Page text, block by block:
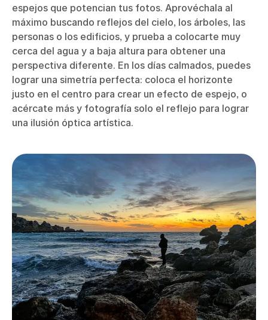
espejos que potencian tus fotos. Aprovéchala al
máximo buscando reflejos del cielo, los árboles, las
personas o los edificios, y prueba a colocarte muy
cerca del agua y a baja altura para obtener una
perspectiva diferente. En los días calmados, puedes
lograr una simetría perfecta: coloca el horizonte
justo en el centro para crear un efecto de espejo, o
acércate más y fotografía solo el reflejo para lograr
una ilusión óptica artística.